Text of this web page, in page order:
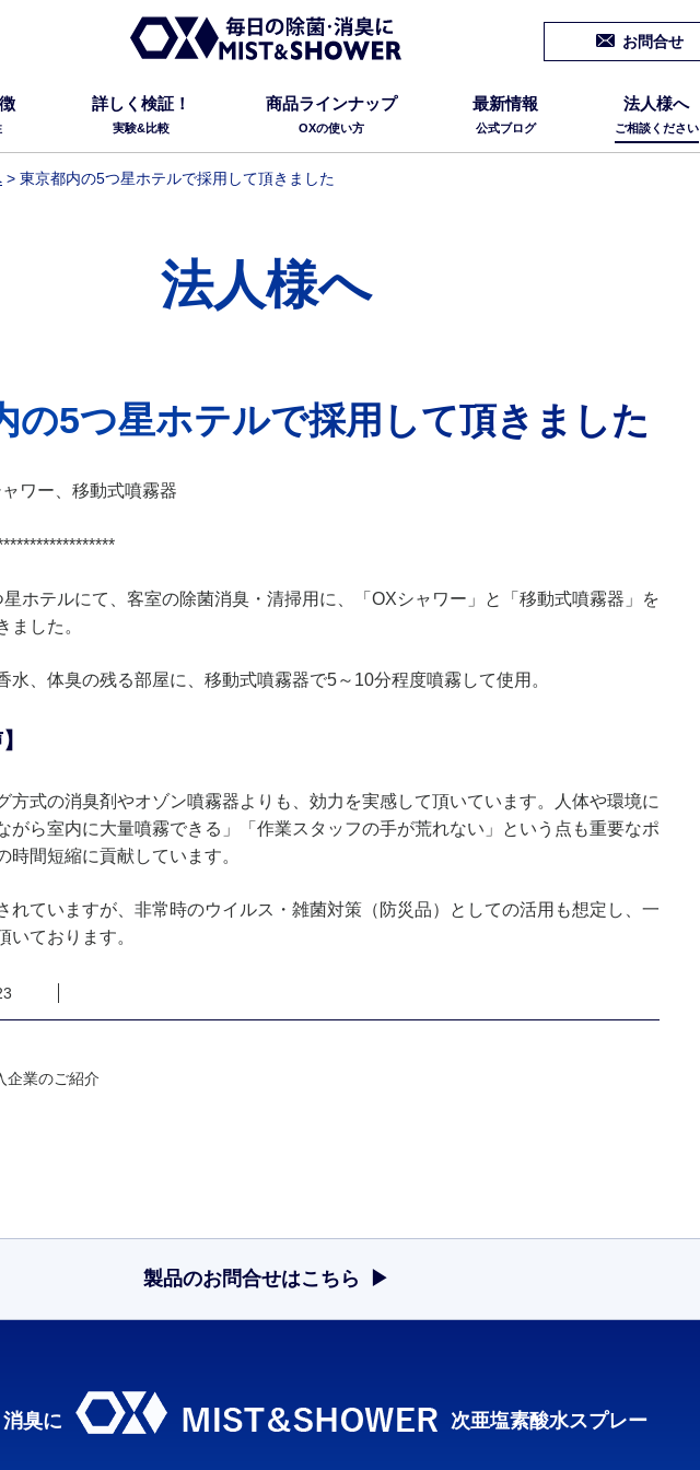
詳しく検証！
実験&比較
商品ラインナップ
OXの使い方
最新情報
公式ブログ
法人様へ
ご相談ください
お問合せ
> 東京都内の5つ星ホテルで採用して頂きました
法人様へ
の5つ星ホテルで採用して頂きました
ワー、移動式噴霧器
ホテルにて、客室の除菌消臭・清掃用に、「OXシャワー」と「移動式噴霧器」を
ました。
水、体臭の残る部屋に、移動式噴霧器で5～10分程度噴霧して使用。
方式の消臭剤やオゾン噴霧器よりも、効力を実感して頂いています。人体や環境に
がら室内に大量噴霧できる」「作業スタッフの手が荒れない」という点も重要なポ
時間短縮に貢献しています。
れていますが、非常時のウイルス・雑菌対策（防災品）としての活用も想定し、一
いております。
企業のご紹介
製品のお問合せはこちら
臭に 次亜塩素酸水スプレー